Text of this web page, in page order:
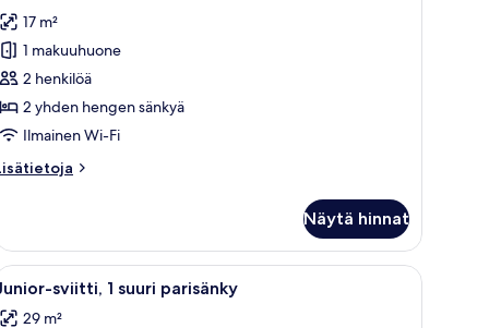
hengen
standard-
huone
(kaksi
sänkyä),
2
arvostelua)
17 m²
1 makuuhuone
2 henkilöä
2 yhden hengen sänkyä
Ilmainen Wi-Fi
huone
2
Näytä hinnat
valkoiset vuodevaatteet, seinään kiinnitetty lamppu ja pistorasia.
Hotellihuone, jossa on puinen
3 sviitti, 1 suuri parisänky
29 m²